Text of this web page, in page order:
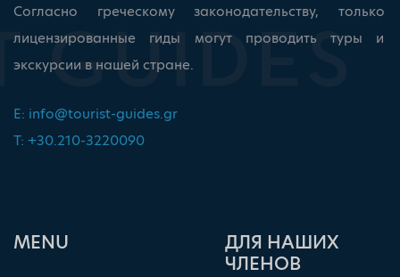
Согласно греческому законодательству, только
лицензированные гиды могут проводить туры и
экскурсии в нашей стране.
E: info@tourist-guides.gr
T: +30.210-3220090
ΜΕΝU
ДЛЯ НАШИХ
ЧЛЕНОВ